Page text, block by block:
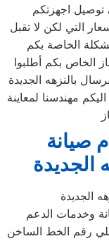
اجهزتكم
التي لكن لا تقبل
الخاصة بكم
الخاص بكم أطلبوا
بالنزهه الجديدة
مهندسنا لمعاينة
صيانة
الجديدة
الجديدة
وخدمات الدعم
رقم الخط الساخن